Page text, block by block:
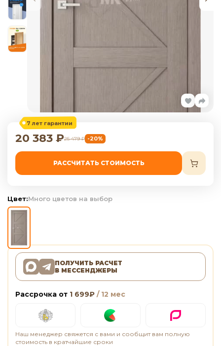
7 лет гарантии
20 383 ₽25 479₽ -20%
РАССЧИТАТЬ СТОИМОСТЬ
Цвет:Много цветов на выбор
ПОЛУЧИТЬ РАСЧЕТ
В МЕССЕНДЖЕРЫ
Рассрочка от 1 699₽ / 12 мес
Наш менеджер свяжется с вами и сообщит вам полную
стоимость в кратчайшие сроки